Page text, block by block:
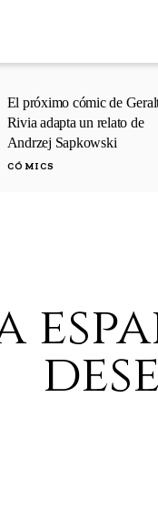
El próximo cómic de
Rivia adapta un relato de
Andrzej Sapkowski
CÓMICS